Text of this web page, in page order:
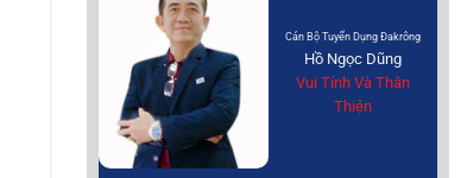
Cán Bộ Tuyển Dụng Đakrông
Hồ Ngọc Dũng
Vui Tính Và Thân
Thiện